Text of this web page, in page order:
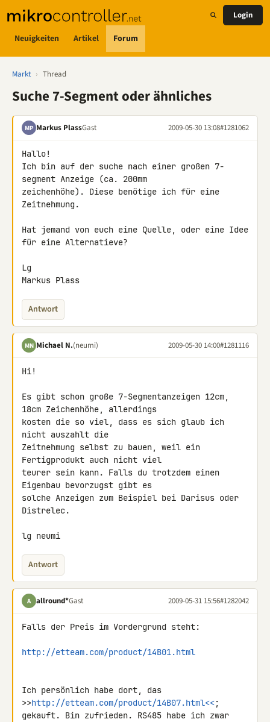
Neuigkeiten Artikel Forum
Login
Markt › Thread
Suche 7-Segment oder ähnliches
MP Markus PlassGast 2009-05-30 13:08#1281062
Hallo!
Ich bin auf der suche nach einer großen 7-
segment Anzeige (ca. 200mm
zeichenhöhe). Diese benötige ich für eine
Zeitnehmung.
Hat jemand von euch eine Quelle, oder eine Idee
für eine Alternatieve?
Lg
Markus Plass
Antwort
MN Michael N.(neumi) 2009-05-30 14:00#1281116
Hi!
Es gibt schon große 7-Segmentanzeigen 12cm,
18cm Zeichenhöhe, allerdings
kosten die so viel, dass es sich glaub ich
nicht auszahlt die
Zeitnehmung selbst zu bauen, weil ein
Fertigprodukt auch nicht viel
teurer sein kann. Falls du trotzdem einen
Eigenbau bevorzugst gibt es
solche Anzeigen zum Beispiel bei Darisus oder
Distrelec.
lg neumi
Antwort
A allround*Gast 2009-05-31 15:56#1282042
Falls der Preis im Vordergrund steht:
http://etteam.com/product/14B01.html
Ich persönlich habe dort, das
>>http://etteam.com/product/14B07.html<<;
gekauft. Bin zufrieden. RS485 habe ich zwar